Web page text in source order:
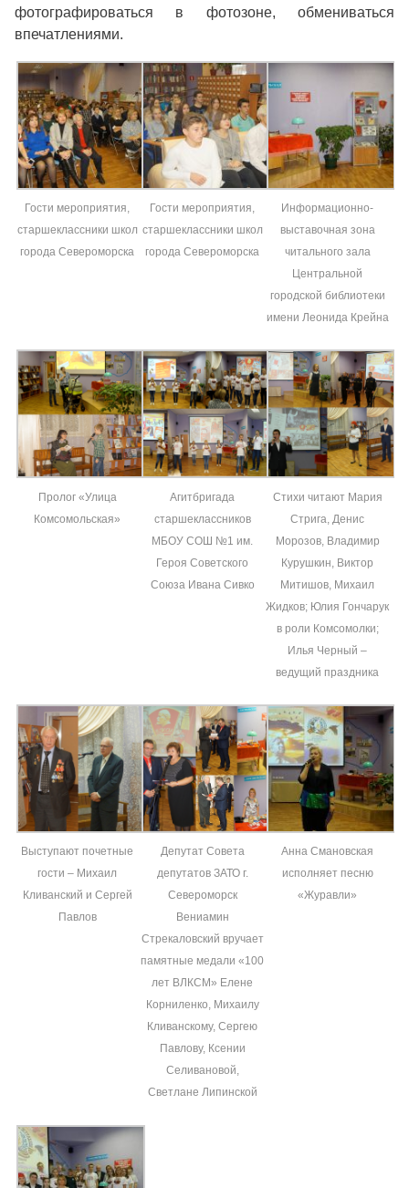
фотографироваться в фотозоне, обмениваться
впечатлениями.
Гости мероприятия,
старшеклассники школ
города Североморска
Гости мероприятия,
старшеклассники школ
города Североморска
Информационно-
выставочная зона
читального зала
Центральной
городской библиотеки
имени Леонида Крейна
Пролог «Улица
Комсомольская»
Агитбригада
старшеклассников
МБОУ СОШ №1 им.
Героя Советского
Союза Ивана Сивко
Стихи читают Мария
Стрига, Денис
Морозов, Владимир
Курушкин, Виктор
Митишов, Михаил
Жидков; Юлия Гончарук
в роли Комсомолки;
Илья Черный –
ведущий праздника
Выступают почетные
гости – Михаил
Кливанский и Сергей
Павлов
Депутат Совета
депутатов ЗАТО г.
Североморск
Вениамин
Стрекаловский вручает
памятные медали «100
лет ВЛКСМ» Елене
Корниленко, Михаилу
Кливанскому, Сергею
Павлову, Ксении
Селивановой,
Светлане Липинской
Анна Смановская
исполняет песню
«Журавли»